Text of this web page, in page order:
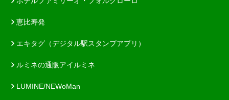
恵比寿発
エキタグ（デジタル駅スタンプアプリ）
ルミネの通販アイルミネ
LUMINE/NEWoMan